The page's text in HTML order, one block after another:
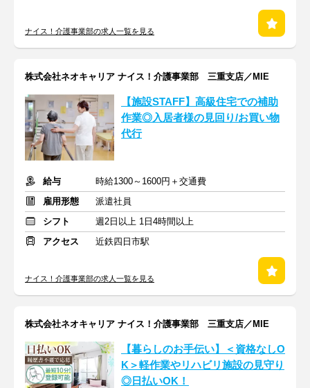
ナイス！介護事業部の求人一覧を見る
株式会社ネオキャリア ナイス！介護事業部 三重支店／MIE
【施設STAFF】高級住宅での補助
作業◎入居者様の見回り/お買い物
代行
給与
時給1300～1600円＋交通費
雇用形態
派遣社員
シフト
週2日以上 1日4時間以上
アクセス
近鉄四日市駅
ナイス！介護事業部の求人一覧を見る
株式会社ネオキャリア ナイス！介護事業部 三重支店／MIE
【暮らしのお手伝い】＜資格なしO
K＞軽作業やリハビリ施設の見守り
◎日払いOK！